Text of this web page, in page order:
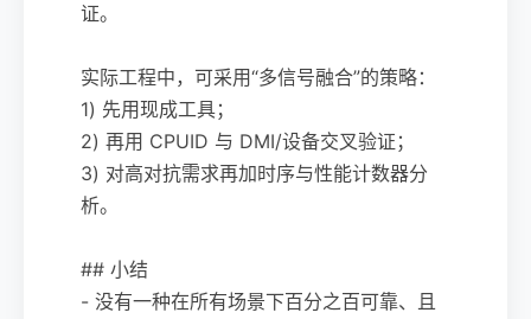
证。
实际工程中，可采用“多信号融合”的策略：
1) 先用现成工具；
2) 再用 CPUID 与 DMI/设备交叉验证；
3) 对高对抗需求再加时序与性能计数器分
析。
## 小结
- 没有一种在所有场景下百分之百可靠、且